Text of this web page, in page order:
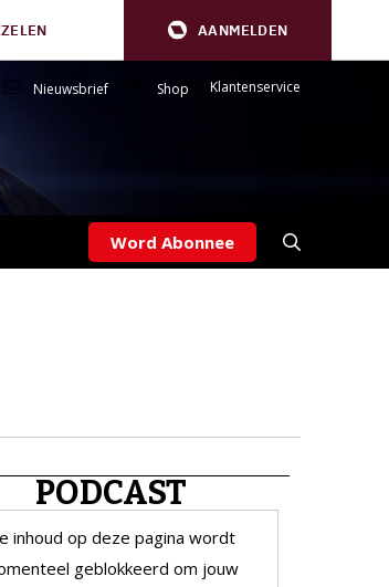
AANMELDEN
Nieuwsbrief Shop Klantenservice
Word Abonnee
PODCAST
inhoud op deze pagina wordt
geblokkeerd om jouw